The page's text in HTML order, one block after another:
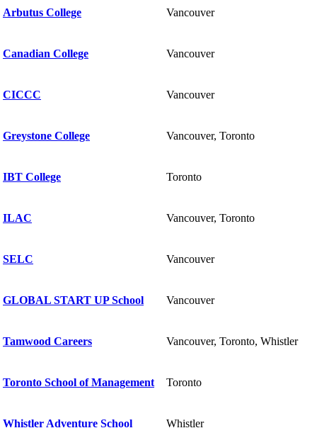
Arbutus College Vancouver
Canadian College Vancouver
CICCC Vancouver
Greystone College Vancouver, Toronto
IBT College Toronto
ILAC Vancouver, Toronto
SELC Vancouver
GLOBAL START UP School Vancouver
Tamwood Careers Vancouver, Toronto, Whistler
Toronto School of Management Toronto
Whistler Adventure School Whistler